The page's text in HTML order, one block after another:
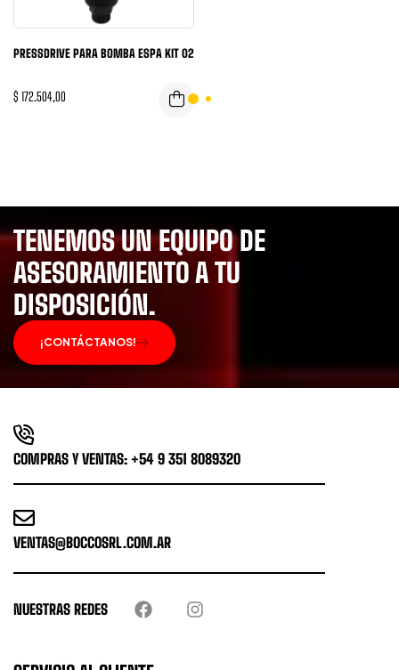
PRESSDRIVE PARA BOMBA ESPA KIT 02
$ 172.504,00
TENEMOS UN EQUIPO DE
ASESORAMIENTO A TU
DISPOSICIÓN.
¡CONTÁCTANOS!
COMPRAS Y VENTAS: +54 9 351 8089320
VENTAS@BOCCOSRL.COM.AR
NUESTRAS REDES